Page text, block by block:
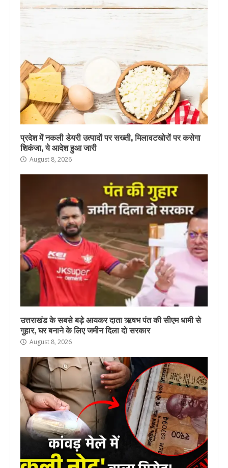
प्रदेश में नकली डेयरी उत्पादों पर सख्ती, मिलावटखोरों पर कसेगा
शिकंजा, ये आदेश हुआ जारी
August 8, 2026
उत्तराखंड के सबसे बड़े आयकर दाता ऋषभ पंत की सीएम धामी से
गुहार, घर बनाने के लिए जमीन दिला दो सरकार
August 8, 2026